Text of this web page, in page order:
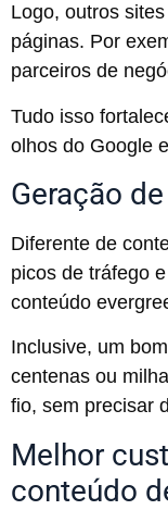
Logo, outros
páginas. Por
parceiros de
Tudo isso
olhos do Google
Geração
Diferente de
picos de tráfego
conteúdo
Inclusive, um
centenas ou
fio, sem precisar
Melhor
conteúdo